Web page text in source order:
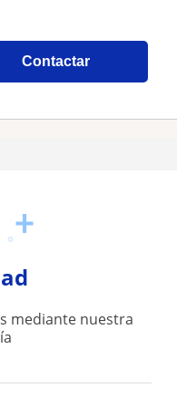
Contactar
mediante nuestra